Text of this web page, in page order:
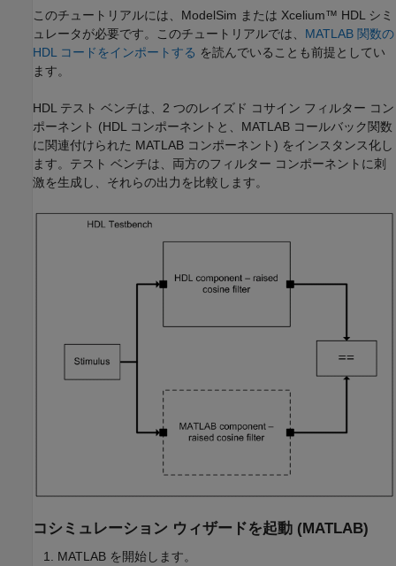
このチュートリアルには、ModelSim または Xcelium™ HDL シミ
ュレータが必要です。このチュートリアルでは、 MATLAB 関数の
HDL コードをインポートする を読んでいることも前提としてい
ます。
HDL テスト ベンチは、2 つのレイズド コサイン フィルター コン
ポーネント (HDL コンポーネントと、MATLAB コールバック関数
に関連付けられた MATLAB コンポーネント) をインスタンス化し
ます。テスト ベンチは、両方のフィルター コンポーネントに刺
激を生成し、それらの出力を比較します。
コシミュレーション ウィザードを起動 (MATLAB)
MATLAB を開始します。